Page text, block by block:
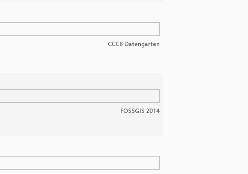
CCCB Datengarten
FOSSGIS 2014